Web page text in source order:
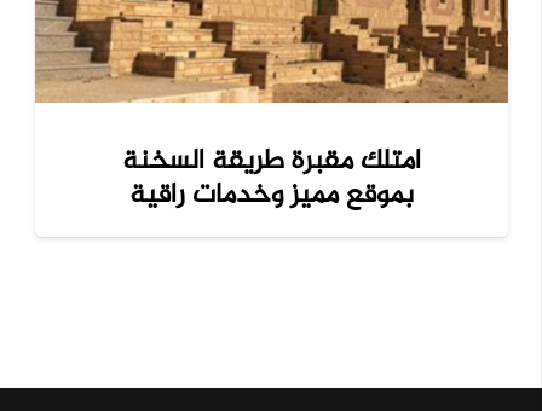
امتلك مقبرة طريقة السخنة
بموقع مميز وخدمات راقية